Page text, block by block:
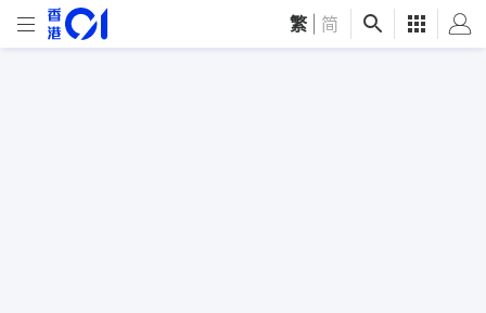
繁 简